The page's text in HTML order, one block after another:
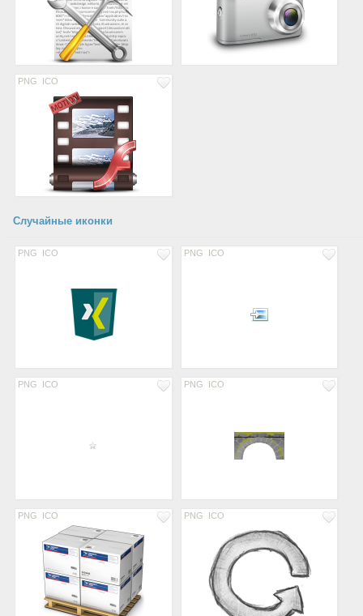
PNG ICO
Случайные иконки
PNG ICO PNG ICO
PNG ICO PNG ICO
PNG ICO PNG ICO